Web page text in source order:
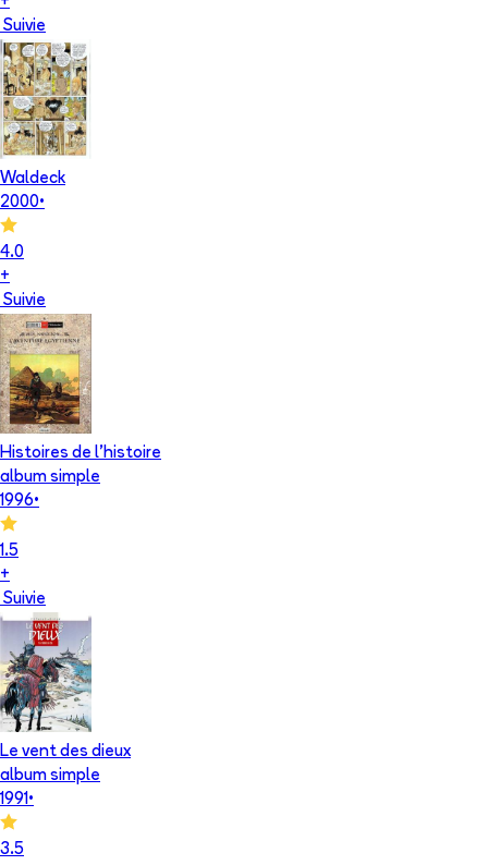
Suivie
Waldeck
2000•
4.0
+
Suivie
Histoires de l'histoire
album simple
1996•
1.5
+
Suivie
Le vent des dieux
album simple
1991•
3.5